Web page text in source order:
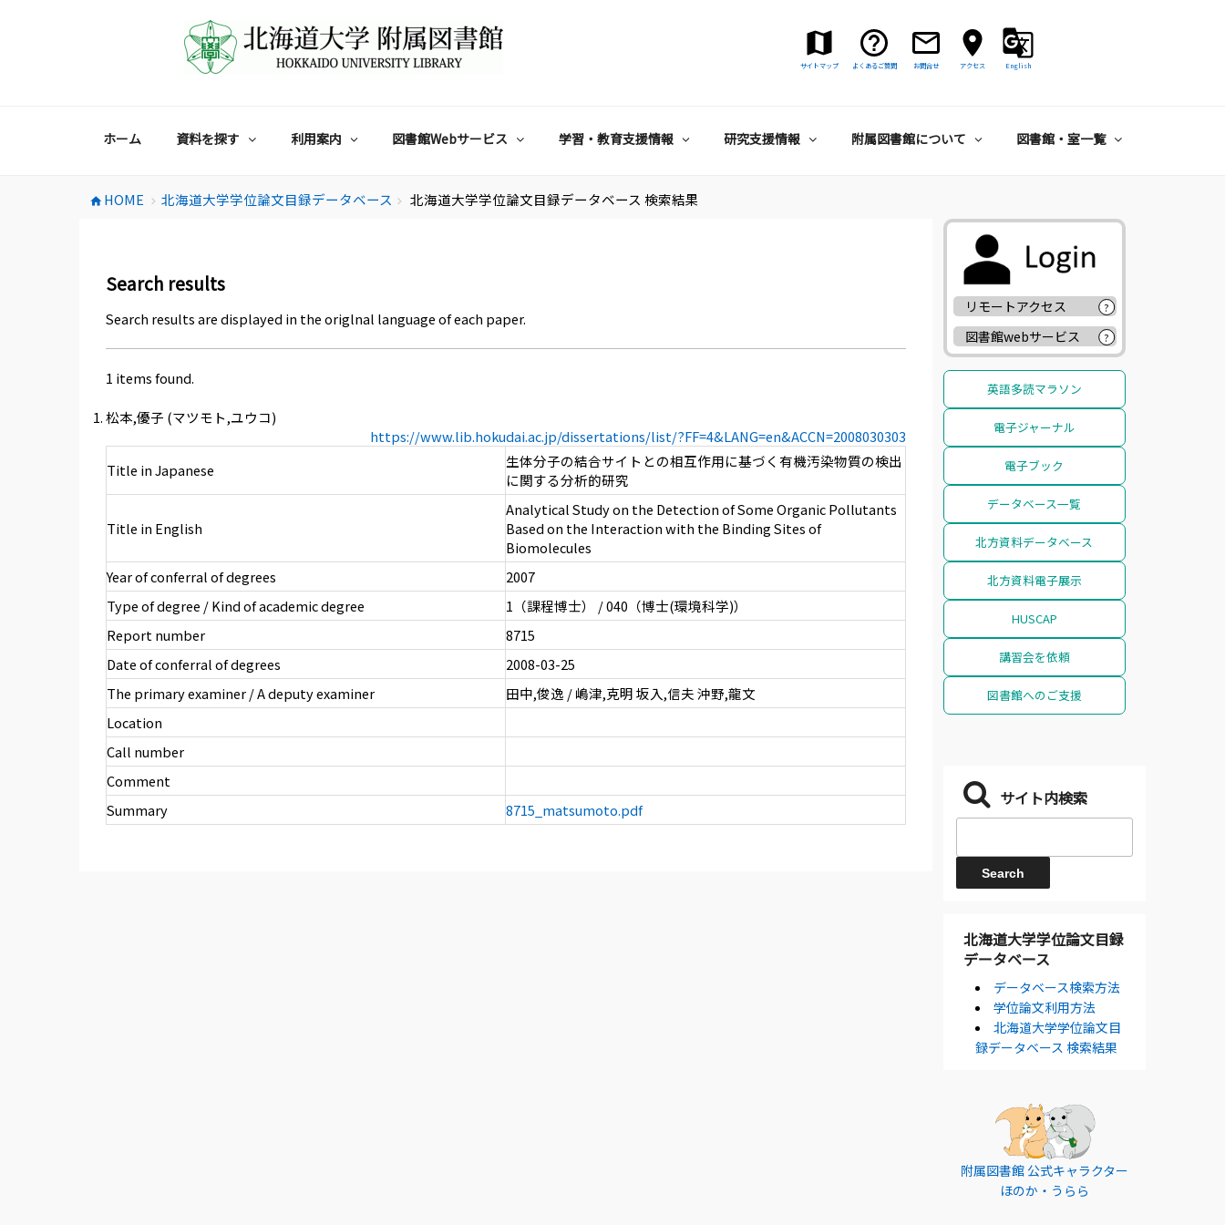
サイトマップ よくあるご質問 お問合せ アクセス English
ホーム 資料を探す 利用案内 図書館Webサービス 学習・教育支援情報 研究支援情報 附属図書館について 図書館・室一覧
home HOME chevron_right 北海道大学学位論文目録データベース chevron_right 北海道大学学位論文目録データベース 検索結果
Search results
Search results are displayed in the origlnal language of each paper.
1 items found.
松本,優子 (マツモト,ユウコ)
https://www.lib.hokudai.ac.jp/dissertations/list/?FF=4&LANG=en&ACCN=2008030303
Title in Japanese
生体分子の結合サイトとの相互作用に基づく有機汚染物質の検出
に関する分析的研究
Title in English
Analytical Study on the Detection of Some Organic Pollutants
Based on the Interaction with the Binding Sites of
Biomolecules
Year of conferral of degrees
2007
Type of degree / Kind of academic degree
1（課程博士） / 040（博士(環境科学)）
Report number
8715
Date of conferral of degrees
2008-03-25
The primary examiner / A deputy examiner
田中,俊逸 / 嶋津,克明 坂入,信夫 沖野,龍文
Location
Call number
Comment
Summary
8715_matsumoto.pdf
リモートアクセス ?
図書館webサービス ?
英語多読マラソン
電子ジャーナル
電子ブック
データベース一覧
北方資料データベース
北方資料電子展示
HUSCAP
講習会を依頼
図書館へのご支援
サイト内検索
北海道大学学位論文目録
データベース
データベース検索方法
学位論文利用方法
北海道大学学位論文目
録データベース 検索結果
附属図書館 公式キャラクター
ほのか・うらら